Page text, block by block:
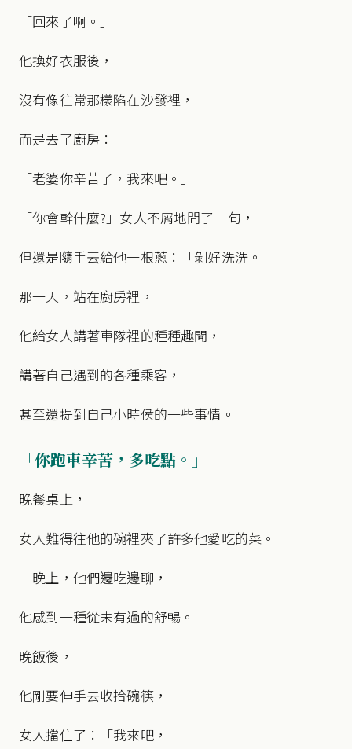
「回來了啊。」
他換好衣服後，
沒有像往常那樣陷在沙發裡，
而是去了廚房：
「老婆你辛苦了，我來吧。」
「你會幹什麼?」女人不屑地問了一句，
但還是隨手丟給他一根蔥：「剝好洗洗。」
那一天，站在廚房裡，
他給女人講著車隊裡的種種趣聞，
講著自己遇到的各種乘客，
甚至還提到自己小時侯的一些事情。
「你跑車辛苦， 多吃點。」
晚餐桌上，
女人難得往他的碗裡夾了許多他愛吃的菜。
一晚上，他們邊吃邊聊，
他感到一種從未有過的舒暢。
晚飯後，
他剛要伸手去收拾碗筷，
女人擋住了：「我來吧，